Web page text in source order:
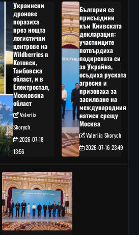
Украински
дронове
поразиха
през нощта
логистични
центрове на
Wildberries в
Котовск,
Тамбовска
област, и в
Електростал,
Московска
област
Valeriia
Skorych
2026-07-18
13:56
България се
присъедини
към Киивската
декларация:
участниците
потвърдиха
подкрепата си
за Украйна,
осъдиха руската
агресия и
призоваха за
засилване на
международния
натиск срещу
Москва
Valeriia Skorych
2026-07-16 23:49